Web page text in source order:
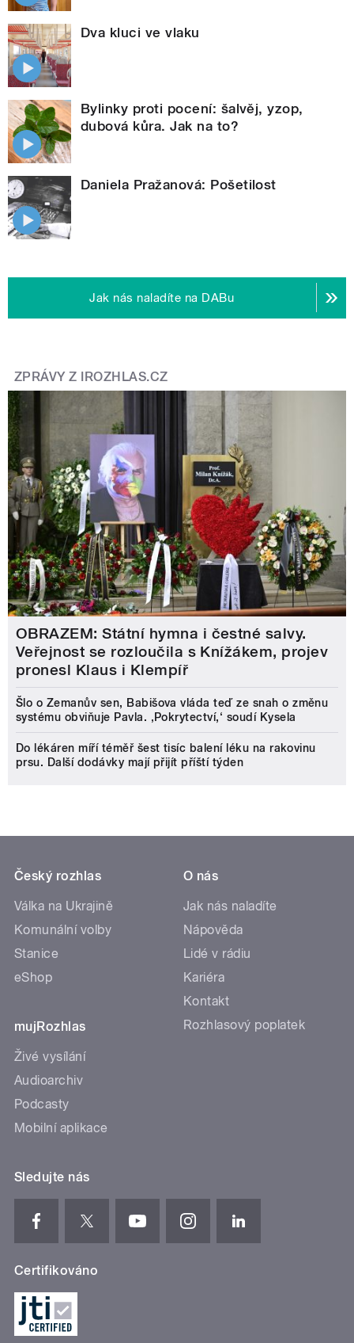
Dva kluci ve vlaku
Bylinky proti pocení: šalvěj, yzop,
dubová kůra. Jak na to?
Daniela Pražanová: Pošetilost
Jak nás naladíte na DABu
ZPRÁVY Z IROZHLAS.CZ
OBRAZEM: Státní hymna i čestné salvy.
Veřejnost se rozloučila s Knížákem, projev
pronesl Klaus i Klempíř
Šlo o Zemanův sen, Babišova vláda teď ze snah o změnu
systému obviňuje Pavla. ‚Pokrytectví,‘ soudí Kysela
Do lékáren míří téměř šest tisíc balení léku na rakovinu
prsu. Další dodávky mají přijít příští týden
Český rozhlas
Válka na Ukrajině
Komunální volby
Stanice
eShop
mujRozhlas
Živé vysílání
Audioarchiv
Podcasty
Mobilní aplikace
O nás
Jak nás naladíte
Nápověda
Lidé v rádiu
Kariéra
Kontakt
Rozhlasový poplatek
Sledujte nás
Certifikováno